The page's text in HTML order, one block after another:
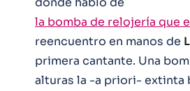
la bomba de relojería que
reencuentro en manos de
primera cantante. Una
alturas la -a priori- extinta